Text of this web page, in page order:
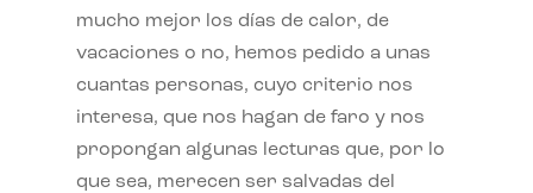
mucho mejor los días de calor, de
vacaciones o no, hemos pedido a unas
cuantas personas, cuyo criterio nos
interesa, que nos hagan de faro y nos
propongan algunas lecturas que, por lo
que sea, merecen ser salvadas del